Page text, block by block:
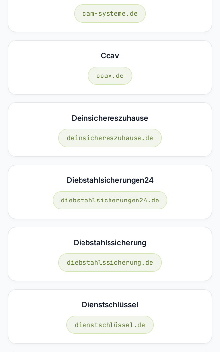
cam-systeme.de
Ccav
ccav.de
Deinsichereszuhause
deinsichereszuhause.de
Diebstahlsicherungen24
diebstahlsicherungen24.de
Diebstahlssicherung
diebstahlssicherung.de
Dienstschlüssel
dienstschlüssel.de